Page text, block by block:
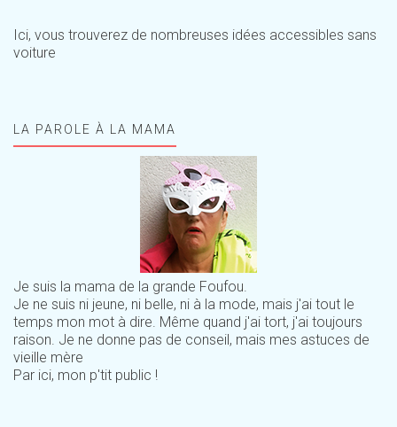
Ici, vous trouverez de nombreuses idées accessibles sans
voiture
LA PAROLE À LA MAMA
Je suis la mama de la grande Foufou.
Je ne suis ni jeune, ni belle, ni à la mode, mais j'ai tout le
temps mon mot à dire. Même quand j'ai tort, j'ai toujours
raison. Je ne donne pas de conseil, mais mes astuces de
vieille mère
Par ici, mon p'tit public !